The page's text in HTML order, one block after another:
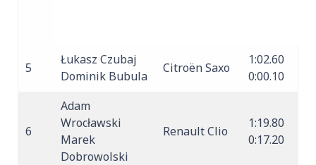
5
Łukasz Czubaj
Dominik Bubula
Citroën Saxo
1:02.60
0:00.10
6
Adam
Wrocławski
Marek
Dobrowolski
Renault Clio
1:19.80
0:17.20